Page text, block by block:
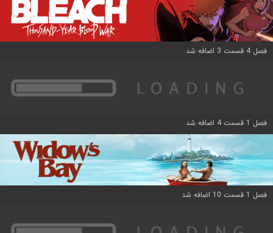
فصل 4 قسمت 3 اضافه شد
فصل 1 قسمت 4 اضافه شد
فصل 1 قسمت 10 اضافه شد